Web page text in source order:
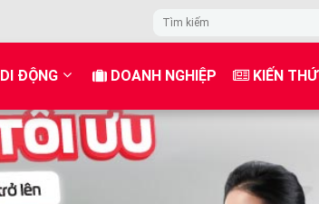
DI ĐỘNG DOANH NGHIỆP KIẾN